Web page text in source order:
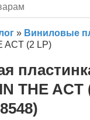
» Виниловые
ACT (2 LP)
THE ACT